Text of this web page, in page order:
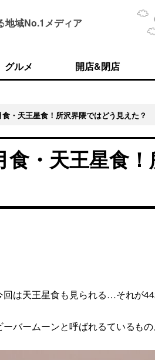
地域No.1メディア
グルメ 開店&閉店
・天王星食！所沢界隈ではどう見えた？
・天王星食
は天王星食も見られる…それが
バームーンと呼ばれるているも